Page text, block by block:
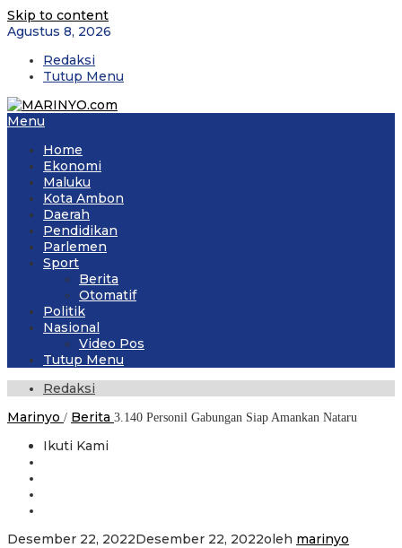
Skip to content
Agustus 8, 2026
Redaksi
Tutup Menu
Menu
Home
Ekonomi
Maluku
Kota Ambon
Daerah
Pendidikan
Parlemen
Sport
Berita
Otomatif
Politik
Nasional
Video Pos
Tutup Menu
Redaksi
Marinyo / Berita 3.140 Personil Gabungan Siap Amankan Nataru
Ikuti Kami
Desember 22, 2022Desember 22, 2022oleh marinyo